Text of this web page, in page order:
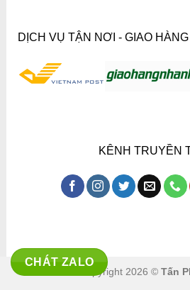
DỊCH VỤ TẬN NƠI - GIAO
KÊNH TRUYỀN
CHÁT ZALO
Copyright 2026 © Tấn